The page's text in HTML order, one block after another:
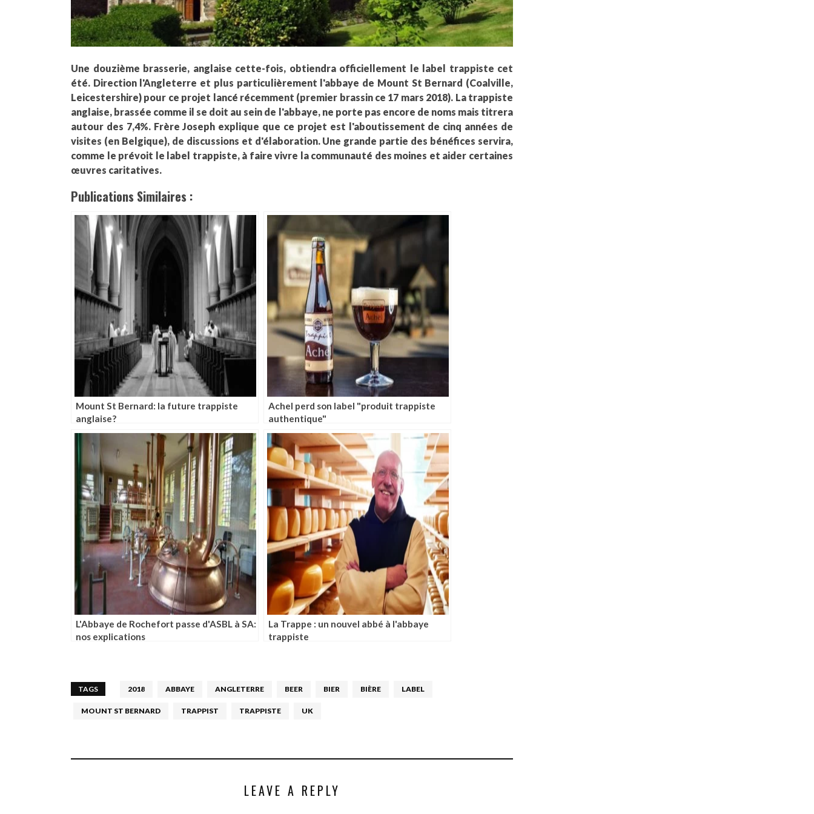
Une douzième brasserie, anglaise cette-fois, obtiendra officiellement le label trappiste cet
été. Direction l'Angleterre et plus particulièrement l'abbaye de Mount St Bernard (Coalville,
Leicestershire) pour ce projet lancé récemment (premier brassin ce 17 mars 2018). La trappiste
anglaise, brassée comme il se doit au sein de l'abbaye, ne porte pas encore de noms mais titrera
autour des 7,4%. Frère Joseph explique que ce projet est l'aboutissement de cinq années de
visites (en Belgique), de discussions et d'élaboration. Une grande partie des bénéfices servira,
comme le prévoit le label trappiste, à faire vivre la communauté des moines et aider certaines
œuvres caritatives.
Publications Similaires :
Mount St Bernard: la future trappiste
anglaise?
Achel perd son label "produit trappiste
authentique"
L'Abbaye de Rochefort passe d'ASBL à SA:
nos explications
La Trappe : un nouvel abbé à l'abbaye
trappiste
TAGS 2018 ABBAYE ANGLETERRE BEER BIER BIÈRE LABEL
MOUNT ST BERNARD TRAPPIST TRAPPISTE UK
LEAVE A REPLY